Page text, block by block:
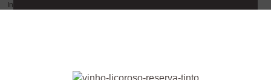
Início